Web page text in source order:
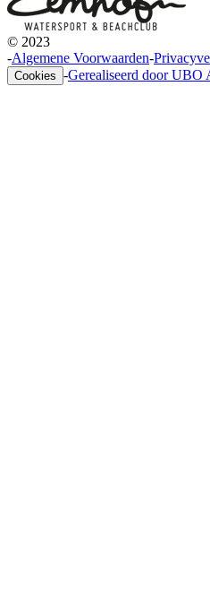
© 2023
-Algemene Voorwaarden-
Cookies -Gerealiseerd door UBO